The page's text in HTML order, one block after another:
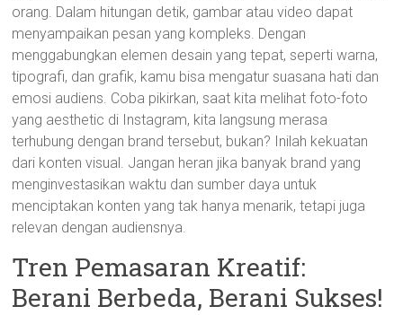
orang. Dalam hitungan detik, gambar atau video dapat
menyampaikan pesan yang kompleks. Dengan
menggabungkan elemen desain yang tepat, seperti warna,
tipografi, dan grafik, kamu bisa mengatur suasana hati dan
emosi audiens. Coba pikirkan, saat kita melihat foto-foto
yang aesthetic di Instagram, kita langsung merasa
terhubung dengan brand tersebut, bukan? Inilah kekuatan
dari konten visual. Jangan heran jika banyak brand yang
menginvestasikan waktu dan sumber daya untuk
menciptakan konten yang tak hanya menarik, tetapi juga
relevan dengan audiensnya.
Tren Pemasaran Kreatif:
Berani Berbeda, Berani Sukses!